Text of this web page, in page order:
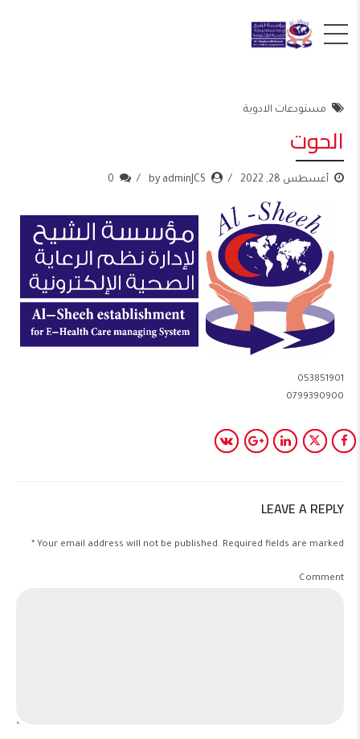
مستودعات الادوية
الحوت
أغسطس 28, 2022 by adminJCS
0
053851901
0799390900
LEAVE A REPLY
Your email address will not be published. Required fields are marked *
Comment